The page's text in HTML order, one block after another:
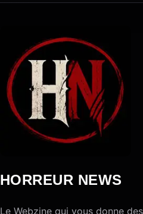
HORREUR NEWS
Le Webzine qui vous donne